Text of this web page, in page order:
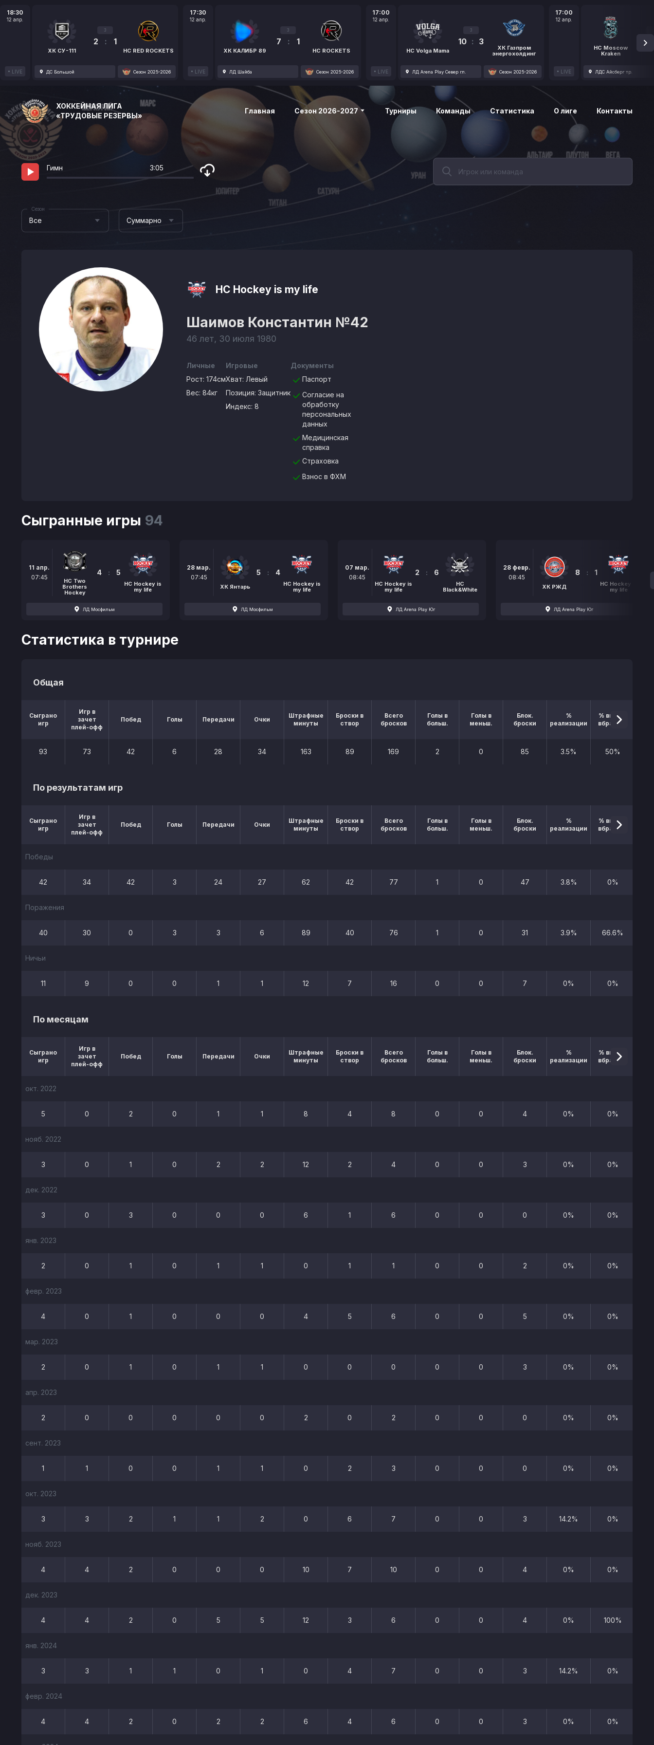
18:30
12 апр.
LIVE
ХК СУ-111
3
2 : 1
HC RED ROCKETS
ДС Большой Сезон 2025-2026
17:30
12 апр.
LIVE
ХК КАЛИБР 89
3
7 : 1
HC ROCKETS
ЛД Шайба Сезон 2025-2026
17:00
12 апр.
LIVE
HC Volga Mama
3
10 : 3
ХК Газпром
энергохолдинг
ЛД Arena Play Север гл. Сезон 2025-2026
17:00
12 апр.
LIVE
HC Moscow
Kraken
1
ЛДС Айсберг тр.
ХОККЕЙНАЯ ЛИГА
«ТРУДОВЫЕ РЕЗЕРВЫ»
Главная Сезон 2026-2027 Турниры Команды Статистика О лиге Контакты
Гимн 3:05
Все
Сезон
Суммарно
НС Hockey is my life
Шаимов Константин №42
46 лет, 30 июля 1980
Личные
Рост: 174см
Вес: 84кг
Игровые
Хват: Левый
Позиция: Защитник
Индекс: 8
Документы
Паспорт
Согласие на
обработку
персональных
данных
Медицинская
справка
Страховка
Взнос в ФХМ
Сыгранные игры 94
11 апр.
07:45
HC Two
Brothers
Hockey
4 : 5
НС Hockey is
my life
ЛД Мосфильм
28 мар.
07:45
ХК Янтарь
5 : 4
НС Hockey is
my life
ЛД Мосфильм
07 мар.
08:45
НС Hockey is
my life
2 : 6
HC
Black&White
ЛД Arena Play Юг
28 февр.
08:45
ХК РЖД
8 : 1
НС Hockey is
my life
ЛД Arena Play Юг
Статистика в турнире
Общая
Сыграно
игр
Игр в
зачет
плей-офф
Побед Голы Передачи Очки
Штрафные
минуты
Броски в
створ
Всего
бросков
Голы в
больш.
Голы в
меньш.
Блок.
броски
%
реализации
% выигр.
вбрасыв.
93 73 42 6 28 34 163 89 169 2 0 85 3.5% 50%
По результатам игр
Сыграно
игр
Игр в
зачет
плей-офф
Побед Голы Передачи Очки
Штрафные
минуты
Броски в
створ
Всего
бросков
Голы в
больш.
Голы в
меньш.
Блок.
броски
%
реализации
% выигр.
вбрасыв.
Победы
42 34 42 3 24 27 62 42 77 1 0 47 3.8% 0%
Поражения
40 30 0 3 3 6 89 40 76 1 0 31 3.9% 66.6%
Ничьи
11 9 0 0 1 1 12 7 16 0 0 7 0% 0%
По месяцам
Сыграно
игр
Игр в
зачет
плей-офф
Побед Голы Передачи Очки
Штрафные
минуты
Броски в
створ
Всего
бросков
Голы в
больш.
Голы в
меньш.
Блок.
броски
%
реализации
% выигр.
вбрасыв.
окт. 2022
5 0 2 0 1 1 8 4 8 0 0 4 0% 0%
нояб. 2022
3 0 1 0 2 2 12 2 4 0 0 3 0% 0%
дек. 2022
3 0 3 0 0 0 6 1 6 0 0 0 0% 0%
янв. 2023
2 0 1 0 1 1 0 1 1 0 0 2 0% 0%
февр. 2023
4 0 1 0 0 0 4 5 6 0 0 5 0% 0%
мар. 2023
2 0 1 0 1 1 0 0 0 0 0 3 0% 0%
апр. 2023
2 0 0 0 0 0 2 0 2 0 0 0 0% 0%
сент. 2023
1 1 0 0 1 1 0 2 3 0 0 0 0% 0%
окт. 2023
3 3 2 1 1 2 0 6 7 0 0 3 14.2% 0%
нояб. 2023
4 4 2 0 0 0 10 7 10 0 0 4 0% 0%
дек. 2023
4 4 2 0 5 5 12 3 6 0 0 4 0% 100%
янв. 2024
3 3 1 1 0 1 0 4 7 0 0 3 14.2% 0%
февр. 2024
4 4 2 0 2 2 6 4 6 0 0 3 0% 0%